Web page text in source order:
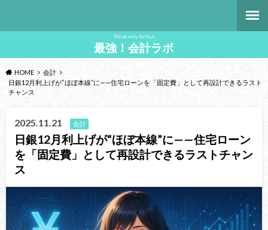
Think only for fun
最強！会計ラボ
HOME
会計
日銀12月利上げが“ほぼ本線”に——住宅ローンを「固定費」として再設計できるラスト
チャンス
2025.11.21 会計
日銀12月利上げが“ほぼ本線”に——住宅ローン
を「固定費」として再設計できるラストチャン
ス